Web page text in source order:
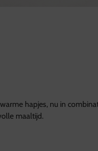
hapjes, nu in
maaltijd.